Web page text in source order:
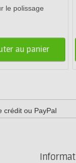
le polissage
au panier
crédit ou PayPal